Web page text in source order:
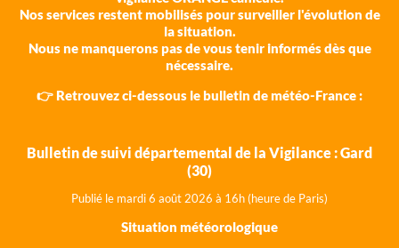
Nos services restent mobilisés pour surveiller l'évolution de
la situation.
Nous ne manquerons pas de vous tenir informés dès que
nécessaire.
👉 Retrouvez ci-dessous le bulletin de météo-France :
Bulletin de suivi départemental de la Vigilance : Gard
(30)
Publié le mardi 6 août 2026 à 16h (heure de Paris)
Situation météorologique